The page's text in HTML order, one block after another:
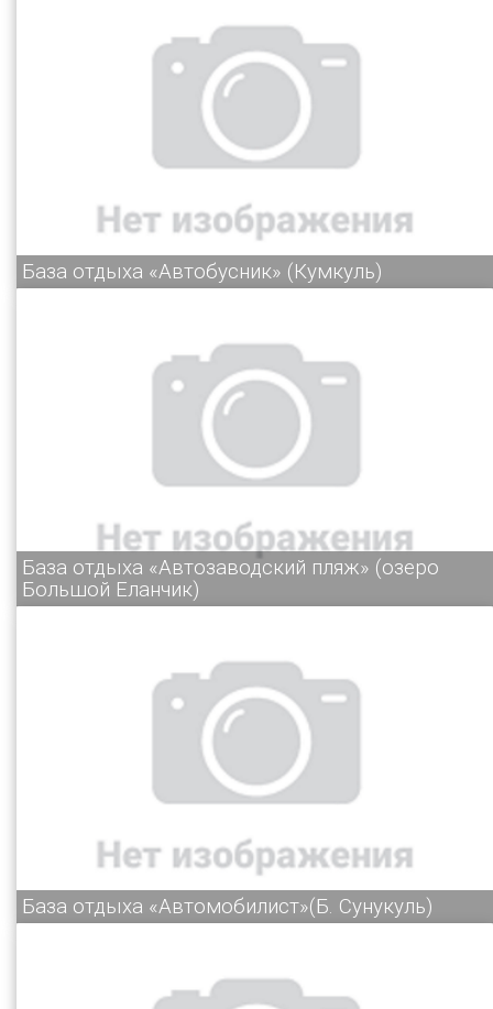
База отдыха «Автобусник» (Кумкуль)
База отдыха «Автозаводский пляж» (озеро
Большой Еланчик)
База отдыха «Автомобилист»(Б. Сунукуль)